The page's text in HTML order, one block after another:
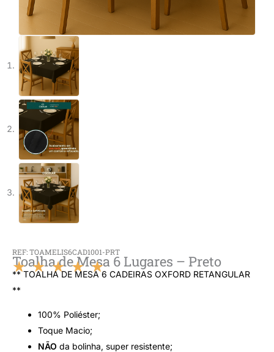
REF: TOAMELIS6CAD1001-PRT
Toalha de Mesa 6 Lugares – Preto
★ ★ ★ ★ ★
Classificado
** TOALHA DE MESA 6 CADEIRAS OXFORD RETANGULAR
**
100% Poliéster;
Toque Macio;
NÃO da bolinha, super resistente;